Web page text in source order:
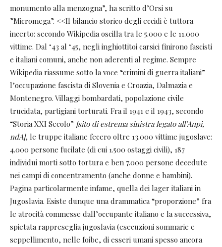
monumento alla menzogna”, ha scritto d’Orsi su
”Micromega”. <<Il bilancio storico degli eccidi è tuttora
incerto: secondo Wikipedia oscilla tra le 5.000 e le 11.000
vittime. Dal ‘43 al ‘45, negli inghiottitoi carsici finirono fascisti
e italiani comuni, anche non aderenti al regime. Sempre
Wikipedia riassume sotto la voce “crimini di guerra italiani”
l’occupazione fascista di Slovenia e Croazia, Dalmazia e
Montenegro. Villaggi bombardati, popolazione civile
trucidata, partigiani torturati. Fra il 1941 e il 1943, secondo
“Storia XXI Secolo” [sito di estrema sinistra legato all’Anpi,
ndA], le truppe italiane fecero oltre 13.000 vittime jugoslave:
4.000 persone fucilate (di cui 1.500 ostaggi civili), 187
individui morti sotto tortura e ben 7.000 persone decedute
nei campi di concentramento (anche donne e bambini).
Pagina particolarmente infame, quella dei lager italiani in
Jugoslavia. Esiste dunque una drammatica “proporzione” fra
le atrocità commesse dall’occupante italiano e la successiva,
spietata rappreseglia jugoslavia (esecuzioni sommarie e
seppellimento, nelle foibe, di esseri umani spesso ancora